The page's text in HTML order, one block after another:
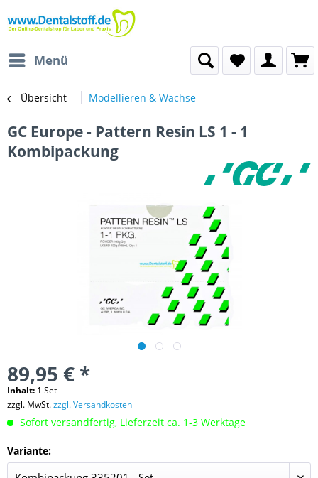
Menü
Übersicht Modellieren & Wachse
GC Europe - Pattern Resin LS 1 - 1
Kombipackung
89,95 € *
Inhalt: 1 Set
zzgl. MwSt.zzgl. Versandkosten
Sofort versandfertig, Lieferzeit ca. 1-3 Werktage
Variante: